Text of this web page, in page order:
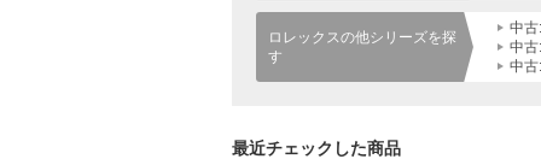
ロレックスの他シリーズを探
す
中
中
中
最近チェックした商品